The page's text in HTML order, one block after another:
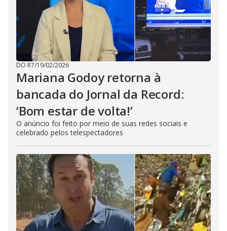
DO R7/19/02/2026
Mariana Godoy retorna à
bancada do Jornal da Record:
‘Bom estar de volta!’
O anúncio foi feito por meio de suas redes sociais e
celebrado pelos telespectadores